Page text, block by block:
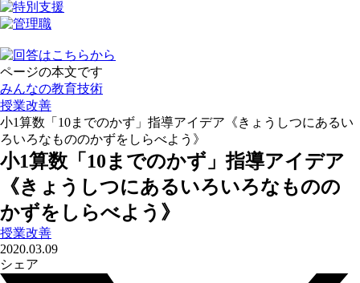
ページの本文です
みんなの教育技術
授業改善
小1算数「10までのかず」指導アイデア《きょうしつにあるい
ろいろなもののかずをしらべよう》
小1算数「10までのかず」指導アイデア
《きょうしつにあるいろいろなものの
かずをしらべよう》
授業改善
2020.03.09
シェア